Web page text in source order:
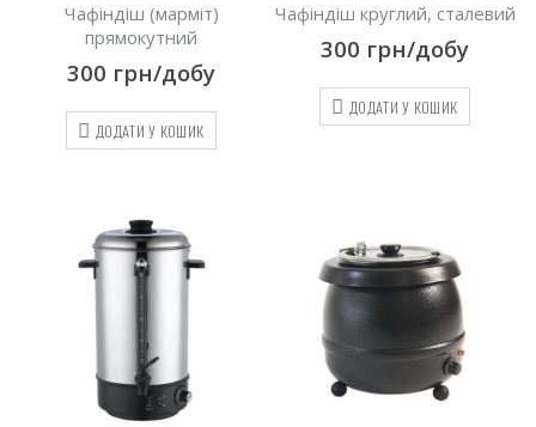
Чафіндіш (марміт)
прямокутний
300 грн/добу
ДОДАТИ У КОШИК
Чафіндіш круглий, сталевий
300 грн/добу
ДОДАТИ У КОШИК